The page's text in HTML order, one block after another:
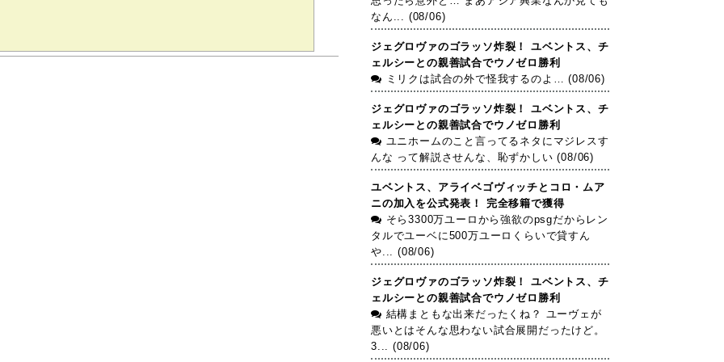
なん... (08/06)
ジェグロヴァのゴラッソ炸裂！ ユベントス、チ
ェルシーとの親善試合でウノゼロ勝利
ミリクは試合の外で怪我するのよ… (08/06)
ジェグロヴァのゴラッソ炸裂！ ユベントス、チ
ェルシーとの親善試合でウノゼロ勝利
ユニホームのこと言ってるネタにマジレスす
んな って解説させんな、恥ずかしい (08/06)
ユベントス、アライベゴヴィッチとコロ・ムア
ニの加入を公式発表！ 完全移籍で獲得
そら3300万ユーロから強欲のpsgだからレン
タルでユーベに500万ユーロくらいで貸すん
や... (08/06)
ジェグロヴァのゴラッソ炸裂！ ユベントス、チ
ェルシーとの親善試合でウノゼロ勝利
結構まともな出来だったくね？ ユーヴェが
悪いとはそんな思わない試合展開だったけど。
3... (08/06)